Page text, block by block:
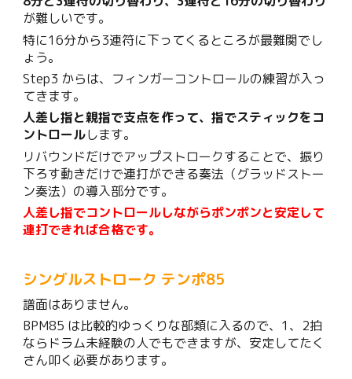
が難しいです。
特に16分から3連符に下ってくるところが最難関でし
ょう。
Step3 からは、フィンガーコントロールの練習が入っ
てきます。
人差し指と親指で支点を作って、指でスティックをコ
ントロールします。
リバウンドだけでアップストロークすることで、振り
下ろす動きだけで連打ができる奏法（グラッドストー
ン奏法）の導入部分です。
人差し指でコントロールしながらポンポンと安定して
連打できれば合格です。
シングルストローク テンポ85
譜面はありません。
BPM85 は比較的ゆっくりな部類に入るので、1、2拍
ならドラム未経験の人でもできますが、安定してたく
さん叩く必要があります。